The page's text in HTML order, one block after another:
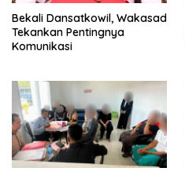
Bekali Dansatkowil, Wakasad
Tekankan Pentingnya
Komunikasi